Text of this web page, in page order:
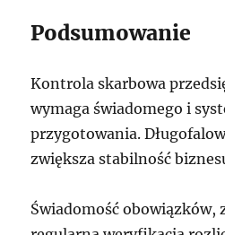
Podsumowanie
Kontrola skarbowa
wymaga świadomego i
przygotowania.
zwiększa stabilność
Świadomość obowiązków,